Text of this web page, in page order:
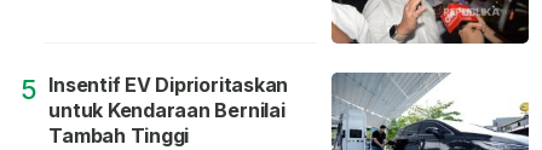
5 Insentif EV Diprioritaskan
untuk Kendaraan Bernilai
Tambah Tinggi